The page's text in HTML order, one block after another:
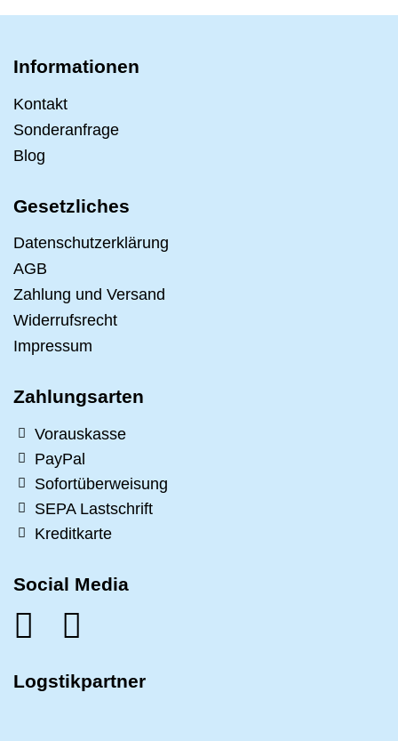
Informationen
Kontakt
Sonderanfrage
Blog
Gesetzliches
Datenschutzerklärung
AGB
Zahlung und Versand
Widerrufsrecht
Impressum
Zahlungsarten
Vorauskasse
PayPal
Sofortüberweisung
SEPA Lastschrift
Kreditkarte
Social Media
Logstikpartner